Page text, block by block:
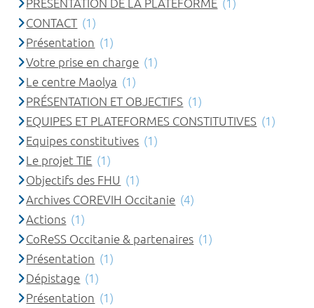
PRESENTATION DE LA PLATEFORME (1)
CONTACT (1)
Présentation (1)
Votre prise en charge (1)
Le centre Maolya (1)
PRÉSENTATION ET OBJECTIFS (1)
EQUIPES ET PLATEFORMES CONSTITUTIVES (1)
Equipes constitutives (1)
Le projet TIE (1)
Objectifs des FHU (1)
Archives COREVIH Occitanie (4)
Actions (1)
CoReSS Occitanie & partenaires (1)
Présentation (1)
Dépistage (1)
Présentation (1)